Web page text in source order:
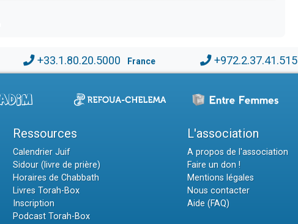
+33.1.80.20.5000 France +972.2.37.41.515
Ressources
Calendrier Juif
Sidour (livre de prière)
Horaires de Chabbath
Livres Torah-Box
Inscription
Podcast Torah-Box
L'association
A propos de l'association
Faire un don !
Mentions légales
Nous contacter
Aide (FAQ)